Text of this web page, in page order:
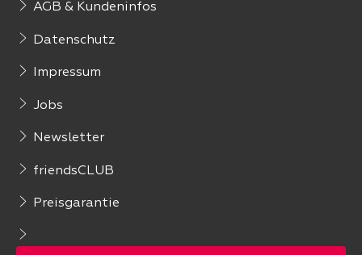
AGB & Kundeninfos
Datenschutz
Impressum
Jobs
Newsletter
friendsCLUB
Preisgarantie